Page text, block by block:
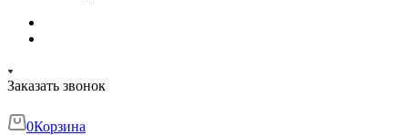
Заказать звонок
0Корзина